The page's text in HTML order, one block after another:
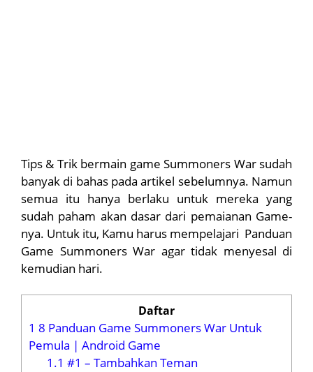
Tips & Trik bermain game Summoners War sudah
banyak di bahas pada artikel sebelumnya. Namun
semua itu hanya berlaku untuk mereka yang
sudah paham akan dasar dari pemaianan Game-
nya. Untuk itu, Kamu harus mempelajari Panduan
Game Summoners War agar tidak menyesal di
kemudian hari.
Daftar
1 8 Panduan Game Summoners War Untuk
Pemula | Android Game
1.1 #1 – Tambahkan Teman